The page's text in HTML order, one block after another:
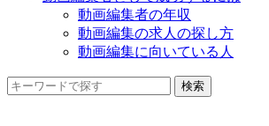
動画編集者の年収
動画編集の求人の探し方
動画編集に向いている人